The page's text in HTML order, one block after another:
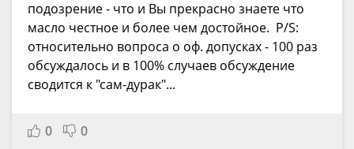
подозрение - что и Вы прекрасно знаете что
масло честное и более чем достойное. P/S:
относительно вопроса о оф. допусках - 100 раз
обсуждалось и в 100% случаев обсуждение
сводится к "сам-дурак"...
0 0